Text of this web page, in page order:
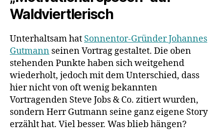
Waldviertlerisch
Unterhaltsam hat Sonnentor-Gründer Johannes
Gutmann seinen Vortrag gestaltet. Die oben
stehenden Punkte haben sich weitgehend
wiederholt, jedoch mit dem Unterschied, dass
hier nicht von oft wenig bekannten
Vortragenden Steve Jobs & Co. zitiert wurden,
sondern Herr Gutmann seine ganz eigene Story
erzählt hat. Viel besser. Was blieb hängen?